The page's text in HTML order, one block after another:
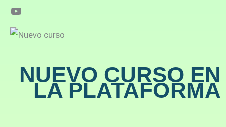
NUEVO CURSO EN
LA PLATAFORMA